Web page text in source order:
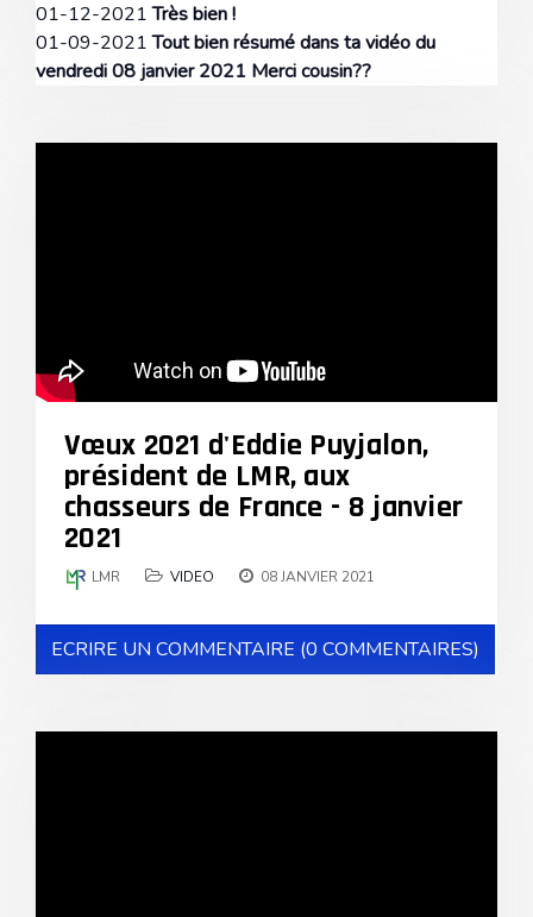
01-12-2021Très bien !
01-09-2021Tout bien résumé dans ta vidéo du
vendredi 08 janvier 2021 Merci cousin??
Vœux 2021 d'Eddie Puyjalon,
président de LMR, aux
chasseurs de France - 8 janvier
2021
LMR VIDEO 08 JANVIER 2021
ECRIRE UN COMMENTAIRE (0 COMMENTAIRES)